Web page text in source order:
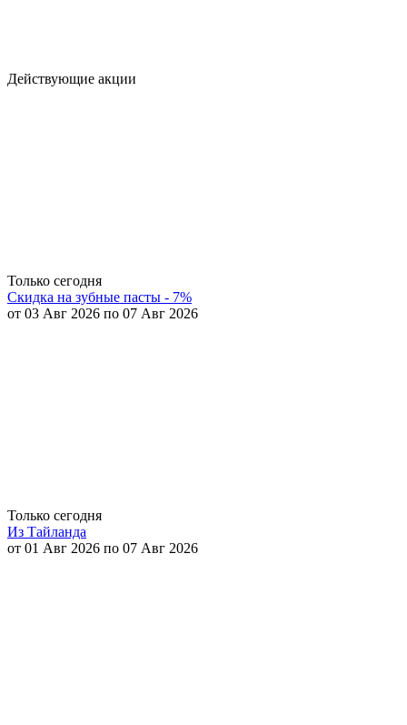
Действующие акции
Только сегодня
Скидка на зубные пасты - 7%
от 03 Авг 2026 по 07 Авг 2026
Только сегодня
Из Тайланда
от 01 Авг 2026 по 07 Авг 2026